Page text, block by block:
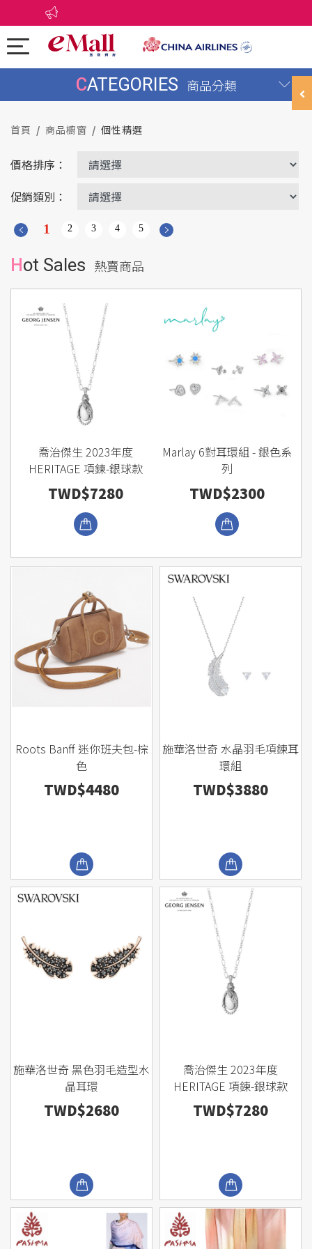
CATEGORIES 商品分類
首頁 商品櫥窗 個性精選
價格排序：
促銷類別：
1 2 3 4 5
Hot Sales 熱賣商品
喬治傑生 2023年度
HERITAGE 項鍊-銀球款
TWD$7280
Marlay 6對耳環組 - 銀色系
列
TWD$2300
Roots Banff 迷你班夫包-棕
色
TWD$4480
施華洛世奇 水晶羽毛項鍊耳
環組
TWD$3880
施華洛世奇 黑色羽毛造型水
晶耳環
TWD$2680
喬治傑生 2023年度
HERITAGE 項鍊-銀球款
TWD$7280